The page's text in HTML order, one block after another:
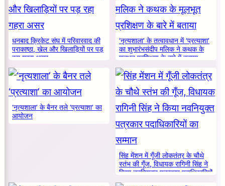
धनबाद क्रिकेट संघ में परिवारवाद की
पराकाष्ठा, खेल और खिलाड़ियों पर पड़
रहा गहरा असर
‘नृत्यशाला’ के तत्वावधान में ‘प्रत्याशा’
का शुभारंभसंदीप मलिक ने कथक के
मूलभूत प्रशिक्षण के बारे में बताया
‘नृत्यशाला’ के बैनर तले ‘प्रत्याशा’ का
आयोजन
सिंह मेंशन में गूँजी लोकतंत्र के चौथे
स्तंभ की गूँज, विधायक रागिनी सिंह ने
किया नवनियुक्त पत्रकार पदाधिकारियों
का सम्मान